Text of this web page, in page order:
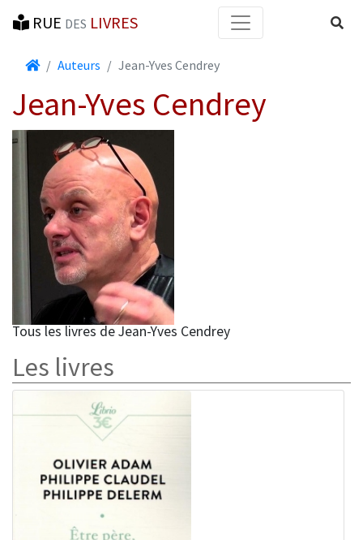
RUE DES LIVRES
AccueilAuteurs Jean-Yves Cendrey
Jean-Yves Cendrey
Tous les livres de Jean-Yves Cendrey
Les livres